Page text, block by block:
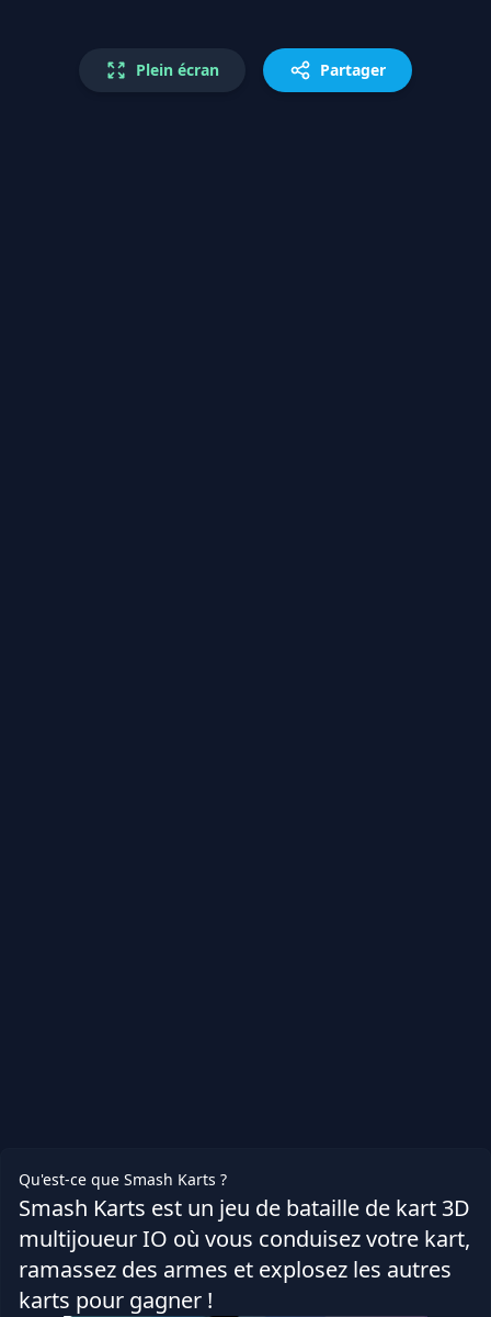
Plein écran Partager
Qu'est-ce que Smash Karts ?
Smash Karts est un jeu de bataille de kart 3D
multijoueur IO où vous conduisez votre kart,
ramassez des armes et explosez les autres
karts pour gagner !